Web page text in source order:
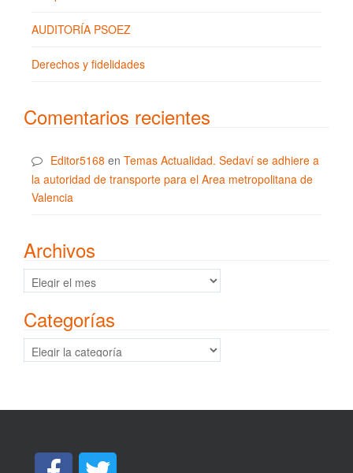
AUDITORÍA PSOEZ
Derechos y fidelidades
Comentarios recientes
Editor5168 en Temas Actualidad. Sedaví se adhiere a
la autoridad de transporte para el Area metropolitana de
Valencia
Archivos
Archivos
Categorías
Categorías